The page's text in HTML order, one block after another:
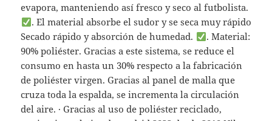
evapora, manteniendo así fresco y seco al futbolista.
. El material absorbe el sudor y se seca muy rápido
Secado rápido y absorción de humedad.
. Material:
90% poliéster. Gracias a este sistema, se reduce el
consumo en hasta un 30% respecto a la fabricación
de poliéster virgen. Gracias al panel de malla que
cruza toda la espalda, se incrementa la circulación
del aire. · Gracias al uso de poliéster reciclado,